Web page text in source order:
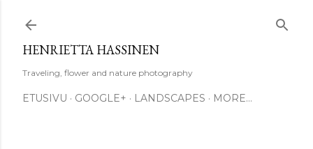
HENRIETTA HASSINEN
Traveling, flower and nature photography
ETUSIVU GOOGLE+ LANDSCAPES MORE…